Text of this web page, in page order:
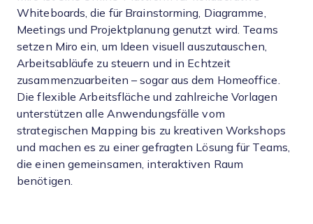
Whiteboards, die für Brainstorming, Diagramme,
Meetings und Projektplanung genutzt wird. Teams
setzen Miro ein, um Ideen visuell auszutauschen,
Arbeitsabläufe zu steuern und in Echtzeit
zusammenzuarbeiten – sogar aus dem Homeoffice.
Die flexible Arbeitsfläche und zahlreiche Vorlagen
unterstützen alle Anwendungsfälle vom
strategischen Mapping bis zu kreativen Workshops
und machen es zu einer gefragten Lösung für Teams,
die einen gemeinsamen, interaktiven Raum
benötigen.